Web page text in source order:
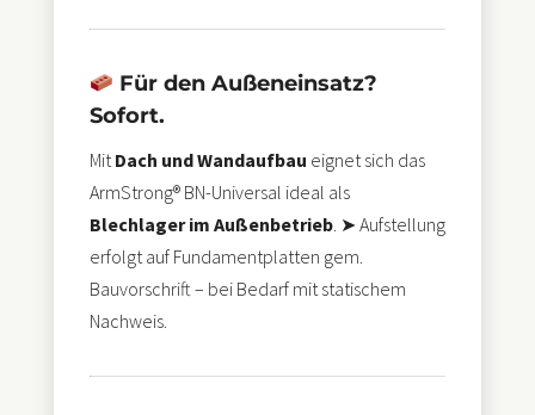
Für den Außeneinsatz?
Sofort.
Mit Dach und Wandaufbau eignet sich das
ArmStrong® BN-Universal ideal als
Blechlager im Außenbetrieb. ➤ Aufstellung
erfolgt auf Fundamentplatten gem.
Bauvorschrift – bei Bedarf mit statischem
Nachweis.